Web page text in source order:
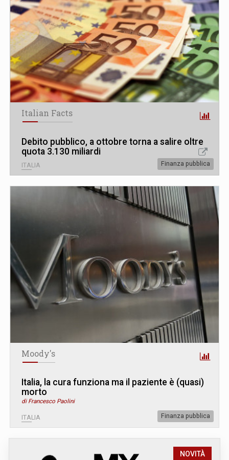
Italian Facts
Debito pubblico, a ottobre torna a salire oltre
quota 3.130 miliardi
ITALIA Finanza pubblica
Moody's
Italia, la cura funziona ma il paziente è (quasi)
morto
di Francesco Paolini
ITALIA Finanza pubblica
NOVITÀ